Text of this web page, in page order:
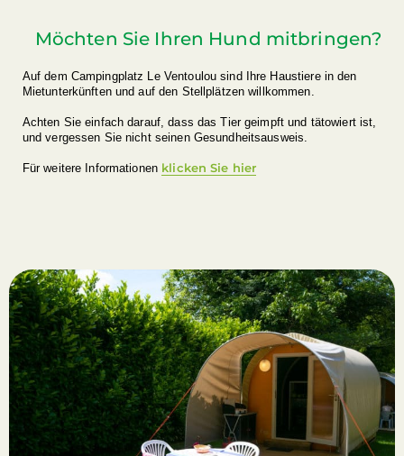
Möchten Sie Ihren Hund mitbringen?
Auf dem Campingplatz Le Ventoulou sind Ihre Haustiere in den
Mietunterkünften und auf den Stellplätzen willkommen.
Achten Sie einfach darauf, dass das Tier geimpft und tätowiert ist,
und vergessen Sie nicht seinen Gesundheitsausweis.
Für weitere Informationen klicken Sie hier